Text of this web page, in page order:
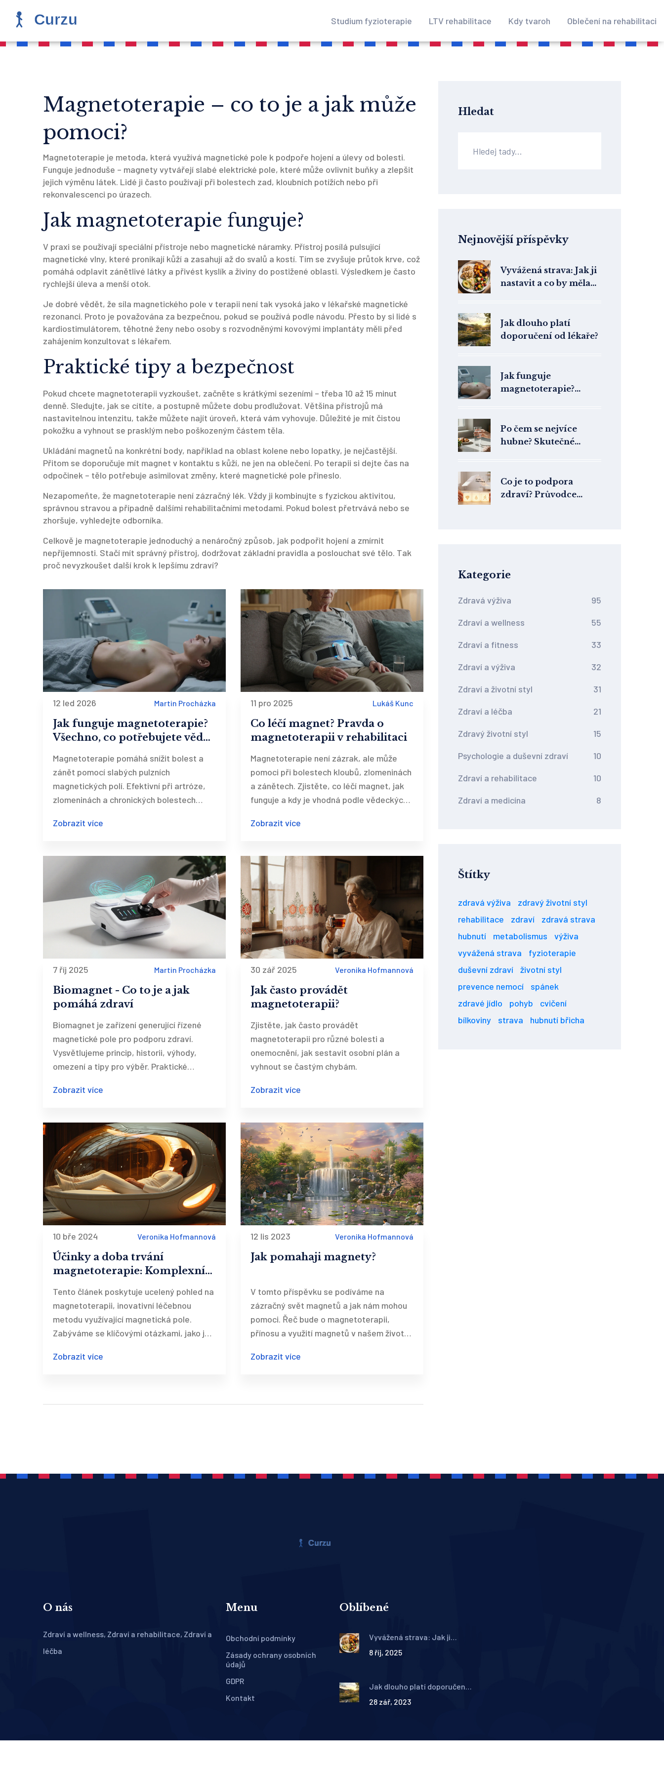
Studium fyzioterapie LTV rehabilitace Kdy tvaroh Oblečení na rehabilitaci
Magnetoterapie – co to je a jak může
pomoci?
Magnetoterapie je metoda, která využívá magnetické pole k podpoře hojení a úlevy od bolesti.
Funguje jednoduše – magnety vytvářejí slabé elektrické pole, které může ovlivnit buňky a zlepšit
jejich výměnu látek. Lidé ji často používají při bolestech zad, kloubních potížích nebo při
rekonvalescenci po úrazech.
Jak magnetoterapie funguje?
V praxi se používají speciální přístroje nebo magnetické náramky. Přístroj posílá pulsující
magnetické vlny, které pronikají kůží a zasahují až do svalů a kostí. Tím se zvyšuje průtok krve, což
pomáhá odplavit zánětlivé látky a přivést kyslík a živiny do postižené oblasti. Výsledkem je často
rychlejší úleva a menší otok.
Je dobré vědět, že síla magnetického pole v terapii není tak vysoká jako v lékařské magnetické
rezonanci. Proto je považována za bezpečnou, pokud se používá podle návodu. Přesto by si lidé s
kardiostimulátorem, těhotné ženy nebo osoby s rozvodněnými kovovými implantáty měli před
zahájením konzultovat s lékařem.
Praktické tipy a bezpečnost
Pokud chcete magnetoterapii vyzkoušet, začněte s krátkými sezeními – třeba 10 až 15 minut
denně. Sledujte, jak se cítíte, a postupně můžete dobu prodlužovat. Většina přístrojů má
nastavitelnou intenzitu, takže můžete najít úroveň, která vám vyhovuje. Důležité je mít čistou
pokožku a vyhnout se prasklým nebo poškozeným částem těla.
Ukládání magnetů na konkrétní body, například na oblast kolene nebo lopatky, je nejčastější.
Přitom se doporučuje mít magnet v kontaktu s kůží, ne jen na oblečení. Po terapii si dejte čas na
odpočinek – tělo potřebuje asimilovat změny, které magnetické pole přineslo.
Nezapomeňte, že magnetoterapie není zázračný lék. Vždy ji kombinujte s fyzickou aktivitou,
správnou stravou a případně dalšími rehabilitačními metodami. Pokud bolest přetrvává nebo se
zhoršuje, vyhledejte odborníka.
Celkově je magnetoterapie jednoduchý a nenáročný způsob, jak podpořit hojení a zmírnit
nepříjemnosti. Stačí mít správný přístroj, dodržovat základní pravidla a poslouchat své tělo. Tak
proč nevyzkoušet další krok k lepšímu zdraví?
12 led 2026 Martin Procházka
Jak funguje magnetoterapie?
Všechno, co potřebujete vědět
Magnetoterapie pomáhá snížit bolest a
zánět pomocí slabých pulzních
magnetických polí. Efektivní při artróze,
zlomeninách a chronických bolestech
pojišťovnou.
Zobrazit více
11 pro 2025 Lukáš Kunc
Co léčí magnet? Pravda o
magnetoterapii v rehabilitaci
Magnetoterapie není zázrak, ale může
pomoci při bolestech kloubů, zlomeninách
a zánětech. Zjistěte, co léčí magnet, jak
funguje a kdy je vhodná podle vědeckých
Zobrazit více
7 říj 2025 Martin Procházka
Biomagnet - Co to je a jak
pomáhá zdraví
Biomagnet je zařízení generující řízené
magnetické pole pro podporu zdraví.
Vysvětlujeme princip, historii, výhody,
omezení a tipy pro výběr. Praktické
Zobrazit více
30 zář 2025 Veronika Hofmannová
Jak často provádět
magnetoterapii?
Zjistěte, jak často provádět
magnetoterapii pro různé bolesti a
onemocnění, jak sestavit osobní plán a
vyhnout se častým chybám.
Zobrazit více
10 bře 2024 Veronika Hofmannová
Účinky a doba trvání
magnetoterapie: Komplexní
Tento článek poskytuje ucelený pohled na
magnetoterapii, inovativní léčebnou
metodu využívající magnetická pole.
Zabýváme se klíčovými otázkami, jako je
potenciální zdravotní přínosy. Naše cíle
pomohou pochopit, jak magnetoterapie
Zobrazit více
12 lis 2023 Veronika Hofmannová
Jak pomahaji magnety?
V tomto příspěvku se podíváme na
zázračný svět magnetů a jak nám mohou
pomoci. Řeč bude o magnetoterapii,
přínosu a využití magnetů v našem životě.
potenciál při podpoře našeho zdraví a
Celé to bude zábavné a informativní,
Zobrazit více
Hledat
Nejnovější příspěvky
Vyvážená strava: Jak ji
nastavit a co by měla
Jak dlouho platí
doporučení od lékaře?
Jak funguje
magnetoterapie?
magnetickém léčení
Po čem se nejvíce
hubne? Skutečné
Co je to podpora
zdraví? Průvodce
Kategorie
Zdravá výživa 95
Zdraví a wellness 55
Zdraví a fitness 33
Zdraví a výživa 32
Zdraví a životní styl 31
Zdraví a léčba 21
Zdravý životní styl 15
Psychologie a duševní zdraví 10
Zdraví a rehabilitace 10
Zdraví a medicína 8
Štítky
zdravá výživa
zdravý životní styl
rehabilitace
zdraví
zdravá strava
hubnutí
metabolismus
výživa
vyvážená strava
fyzioterapie
duševní zdraví
životní styl
prevence nemocí
spánek
zdravé jídlo
pohyb
cvičení
bílkoviny
strava hubnutí břicha
O nás
Zdraví a wellness, Zdraví a rehabilitace, Zdraví a
léčba
Menu
Obchodní podmínky
Zásady ochrany osobních
údajů
GDPR
Kontakt
Oblíbené
Vyvážená strava: Jak ji
obsahovat
8 říj, 2025
Jak dlouho platí doporučení
28 zář, 2023